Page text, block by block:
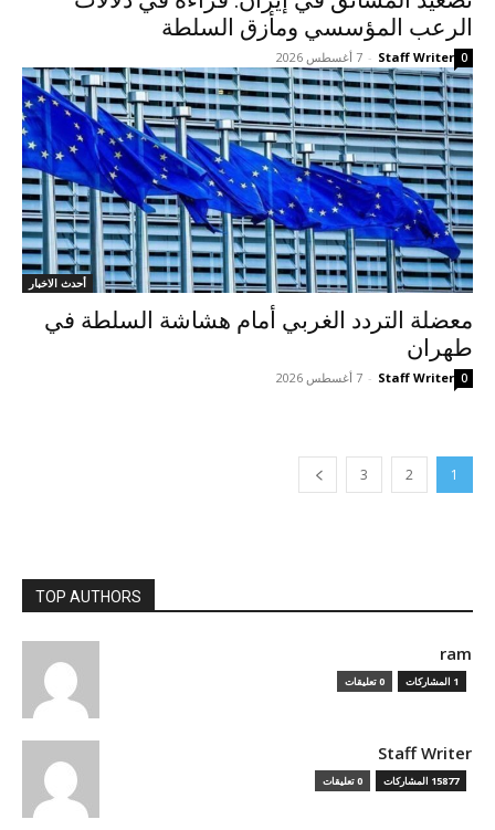
الرعب المؤسسي ومأزق السلطة
Staff Writer
- 7 أغسطس 2026 0
أحدث الاخبار
معضلة التردد الغربي أمام هشاشة السلطة في
طهران
Staff Writer
- 7 أغسطس 2026 0
1
2
3
TOP AUTHORS
ram
1 المشاركات 0 تعليقات
Staff Writer
15877 المشاركات 0 تعليقات